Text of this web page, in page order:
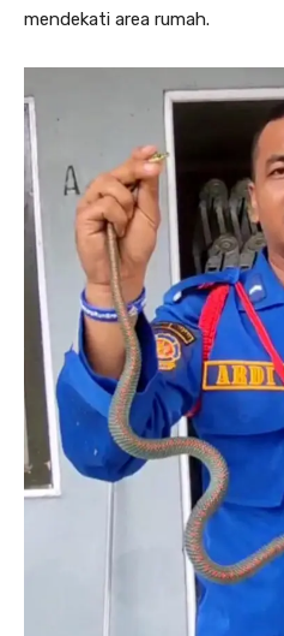
mendekati area rumah.